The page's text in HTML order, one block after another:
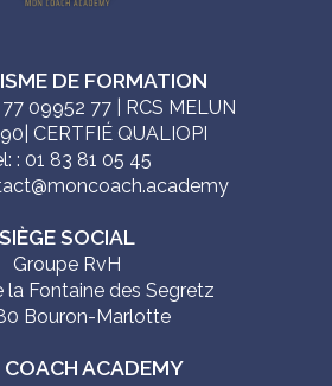
DE FORMATION
77 09952 77 | RCS MELUN
CERTFIÉ QUALIOPI
: 01 83 81 05 45
SIÈGE SOCIAL
Groupe RvH
la Fontaine des Segretz
Bouron-Marlotte
ACADEMY